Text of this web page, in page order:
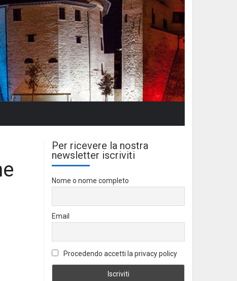
Per ricevere la nostra
newsletter iscriviti
Nome o nome completo
Email
Procedendo accetti la privacy policy